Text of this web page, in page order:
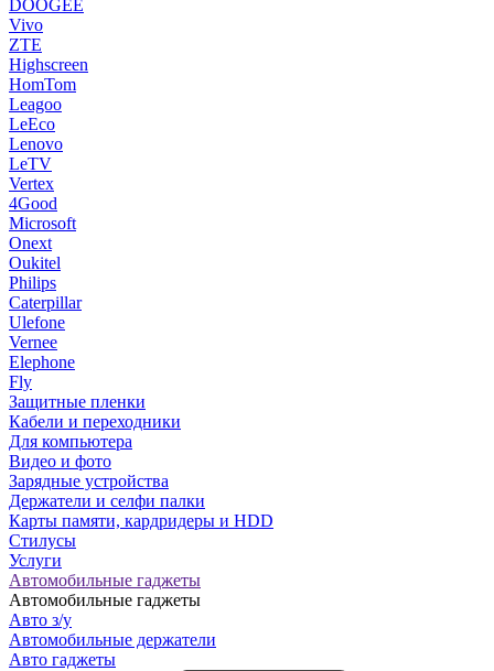
DOOGEE
Vivo
ZTE
Highscreen
HomTom
Leagoo
LeEco
Lenovo
LeTV
Vertex
4Good
Microsoft
Onext
Oukitel
Philips
Caterpillar
Ulefone
Vernee
Elephone
Fly
Защитные пленки
Кабели и переходники
Для компьютера
Видео и фото
Зарядные устройства
Держатели и селфи палки
Карты памяти, кардридеры и HDD
Стилусы
Услуги
Автомобильные гаджеты
Автомобильные гаджеты
Авто з/у
Автомобильные держатели
Авто гаджеты